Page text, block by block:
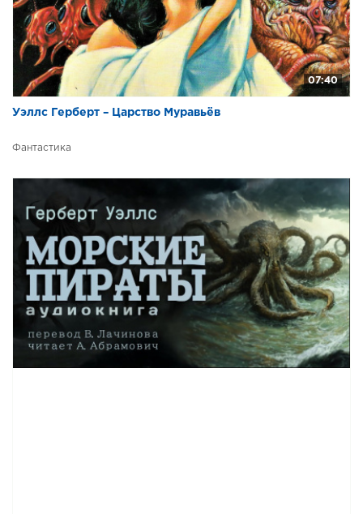
07:40
Уэллс Герберт – Царство Муравьёв
Фантастика